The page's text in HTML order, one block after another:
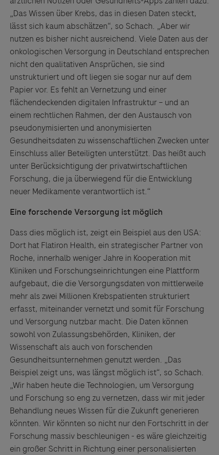
„Das Wissen über Krebs, das in diesen Daten steckt,
lässt sich kaum abschätzen“, so Schach. „Aber wir
nutzen es bisher nicht ausreichend. Viele Daten aus der
onkologischen Versorgung in Deutschland entsprechen
nicht den qualitativen Ansprüchen, sie sind
unstrukturiert und oft liegen sie sogar nur auf dem
Papier vor. Es fehlt an Vernetzung und einer
flächendeckenden digitalen Infrastruktur – und an
einem rechtlichen Rahmen, der den Austausch von
pseudonymisierten und anonymisierten
Gesundheitsdaten zu wissenschaftlichen Zwecken unter
Einschluss aller Beteiligten unterstützt. Das heißt auch
unter Berücksichtigung der privatwirtschaftlichen
Forschung, die ja überwiegend für die Entwicklung
neuer Medikamente verantwortlich ist.“
Eine forschende Versorgung ist möglich
Dass dies möglich ist, zeigt ein Beispiel aus den USA:
Dort hat Flatiron Health, ein strategischer Partner von
Roche, innerhalb weniger Jahre in Kooperation mit
Kliniken und Forschungseinrichtungen eine Plattform
aufgebaut, die die Versorgungsdaten von mittlerweile
mehr als zwei Millionen Krebspatienten strukturiert
erfasst, miteinander vernetzt und somit für Forschung
und Versorgung nutzbar macht. Die Daten können
sowohl von Zulassungsbehörden, Kliniken, der
Wissenschaft als auch von forschenden
Gesundheitsunternehmen genutzt werden. „Das
Beispiel zeigt uns, was längst möglich ist“, so Schach.
„Wir haben heute die Technologien, um Versorgung
und Forschung so eng zu vernetzen, dass wir mit jeder
Behandlung neues Wissen für die Zukunft generieren
könnten. Wir könnten so nicht nur den Fortschritt in der
Forschung massiv beschleunigen - es wäre gleichzeitig
ein großer Schritt in Richtung einer personalisierten
Links zu Websites Dritter werden im Sinne des
Servicegedankens angeboten. Der Herausgeber äußert
keine Meinung über den Inhalt von Websites Dritter und
lehnt ausdrücklich jegliche Verantwortung für
Drittinformationen und deren Verwendung ab.